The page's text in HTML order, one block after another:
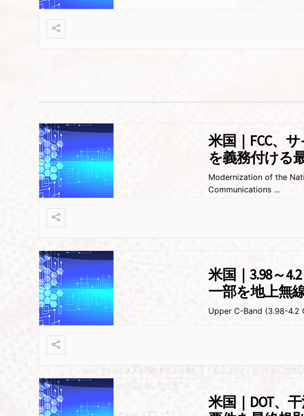
米国｜FCC、
を義務付ける
Modernization of the
Communications ...
米国｜3.98～
一部を地上無
Upper C-Band (3.98-4.2
米国｜DOT、